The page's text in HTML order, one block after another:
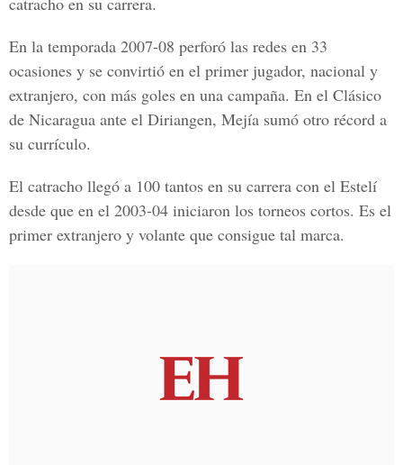
En la temporada 2007-08 perforó las redes en 33
ocasiones y se convirtió en el primer jugador, nacional y
extranjero, con más goles en una campaña. En el Clásico
de Nicaragua ante el Diriangen, Mejía sumó otro récord a
su currículo.
El catracho llegó a 100 tantos en su carrera con el Estelí
desde que en el 2003-04 iniciaron los torneos cortos. Es el
primer extranjero y volante que consigue tal marca.